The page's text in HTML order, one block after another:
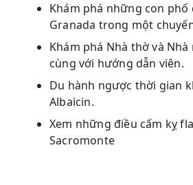
Khám phá những con phố
Granada trong một
Khám phá Nhà thờ và
cùng với hướng dẫn viên.
Du hành ngược thời gian
Albaicin.
Xem những điều cấm kỵ
Sacromonte